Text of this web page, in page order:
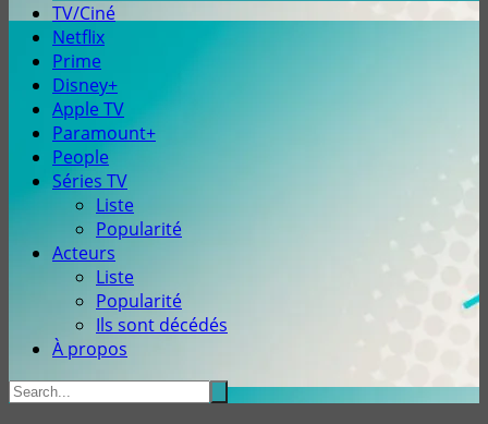
TV/Ciné
Netflix
Prime
Disney+
Apple TV
Paramount+
People
Séries TV
Liste
Popularité
Acteurs
Liste
Popularité
Ils sont décédés
À propos